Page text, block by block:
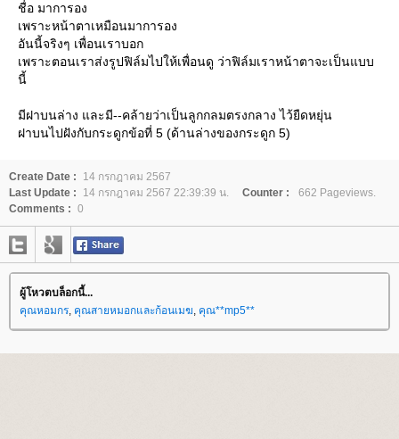
ชื่อ มาการอง
เพราะหน้าตาเหมือนมาการอง
อันนี้จริงๆ เพื่อนเราบอก
เพราะตอนเราส่งรูปฟิล์มไปให้เพื่อนดู ว่าฟิล์มเราหน้าตาจะเป็นแบบ
นี้
มีฝาบนล่าง และมี--คล้ายว่าเป็นลูกกลมตรงกลาง ไว้ยืดหยุ่น
ฝาบนไปฝังกับกระดูกข้อที่ 5 (ด้านล่างของกระดูก 5)
Create Date :
14 กรกฎาคม 2567
Last Update :
14 กรกฎาคม 2567 22:39:39 น. Counter :
662 Pageviews.
Comments : 0
ผู้โหวตบล็อกนี้...
คุณหอมกร, คุณสายหมอกและก้อนเมฆ, คุณ**mp5**